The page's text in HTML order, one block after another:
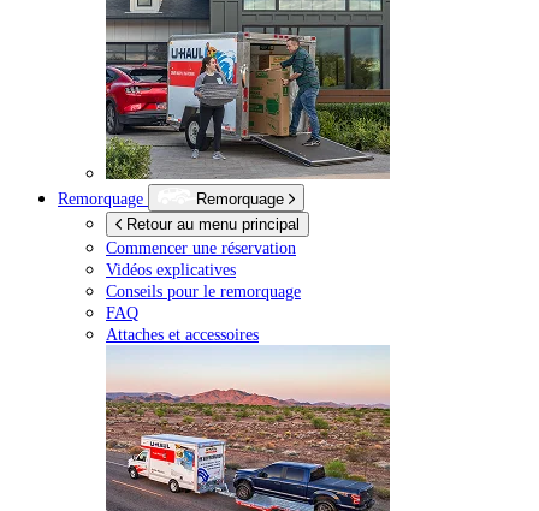
Remorquage
Remorquage
Retour au menu principal
Commencer une réservation
Vidéos explicatives
Conseils pour le remorquage
FAQ
Attaches et accessoires